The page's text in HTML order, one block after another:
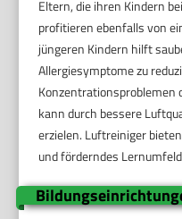
Eltern, die ihren Kindern
profitieren ebenfalls von
jüngeren Kindern hilft
Allergiesymptome zu
Konzentrationsproblemen
kann durch bessere
erzielen. Luftreiniger
und förderndes